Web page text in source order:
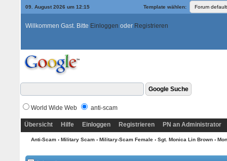
09. August 2026 um 12:15 Template wählen:
Willkommen Gast. Bitte Einloggen oder Registrieren
World Wide Web anti-scam
Übersicht Hilfe Einloggen Registrieren PN an Administrator
Anti-Scam› Military Scam› Military-Scam Female› Sgt. Monica Lin Brown›